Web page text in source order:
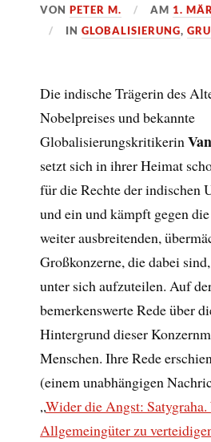
VONPETER M. AM 1.
INGLOBALISIERUNG,
Die indische Trägerin des
Nobelpreises und bekannte
Globalisierungskritikerin
setzt sich in ihrer Heimat
für die Rechte der indischen
und ein und kämpft gegen
weiter ausbreitenden,
Großkonzerne, die dabei
unter sich aufzuteilen. Auf
bemerkenswerte Rede über
Hintergrund dieser
Menschen. Ihre Rede
(einem unabhängigen
„Wider die Angst: Satygraha.
Allgemeingüter zu